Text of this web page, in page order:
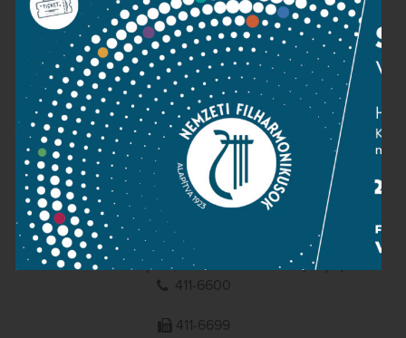
Adatvédelem
Impresszum
NEMZETI
FILHARMONIKUSOK
1095 Budapest, Komor Marcell u. 1. (Müpa)
411-6600
411-6699